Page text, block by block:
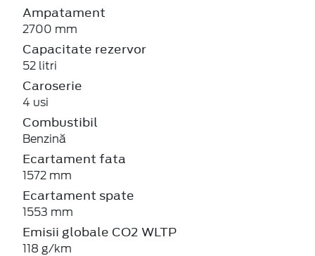
Ampatament
2700 mm
Capacitate rezervor
52 litri
Caroserie
4 usi
Combustibil
Benzină
Ecartament fata
1572 mm
Ecartament spate
1553 mm
Emisii globale CO2 WLTP
118 g/km